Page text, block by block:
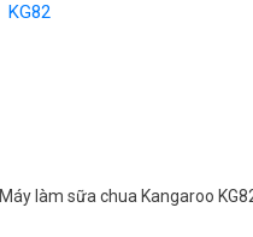
Máy làm sữa chua Kangaroo